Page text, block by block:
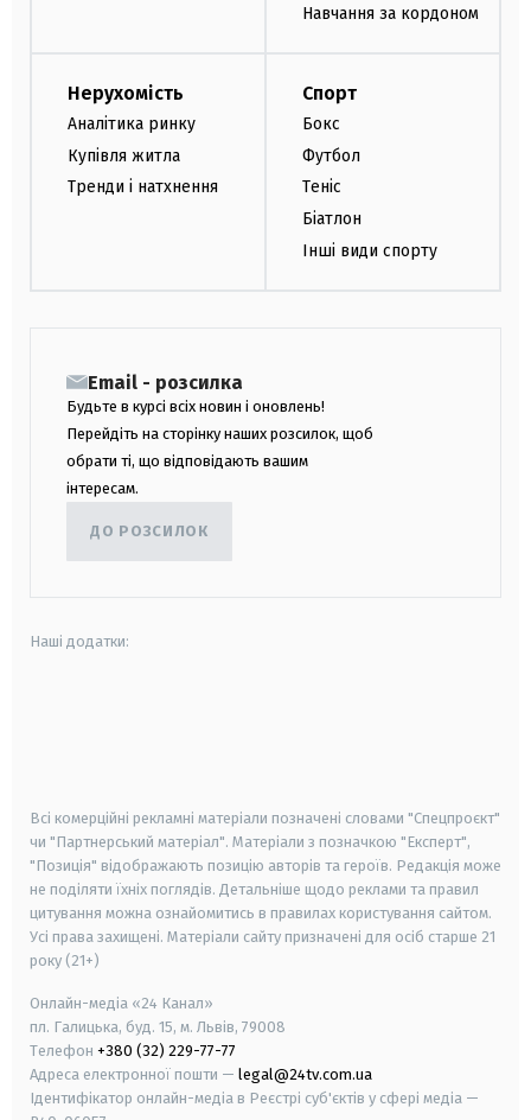
Навчання за кордоном
Нерухомість
Аналітика ринку
Купівля житла
Тренди і натхнення
Спорт
Бокс
Футбол
Теніс
Біатлон
Інші види спорту
Email - розсилка
Будьте в курсі всіх новин і оновлень!
Перейдіть на сторінку наших розсилок, щоб
обрати ті, що відповідають вашим
інтересам.
ДО РОЗСИЛОК
Наші додатки:
Всі комерційні рекламні матеріали позначені словами "Спецпроєкт"
чи "Партнерський матеріал". Матеріали з позначкою "Експерт",
"Позиція" відображають позицію авторів та героїв. Редакція може
не поділяти їхніх поглядів. Детальніше щодо реклами та правил
цитування можна ознайомитись в правилах користування сайтом.
Усі права захищені. Матеріали сайту призначені для осіб старше 21
року (21+)
Онлайн-медіа «24 Канал»
пл. Галицька, буд. 15, м. Львів, 79008
Телефон +380 (32) 229-77-77
Адреса електронної пошти — legal@24tv.com.ua
Ідентифікатор онлайн-медіа в Реєстрі суб'єктів у сфері медіа —